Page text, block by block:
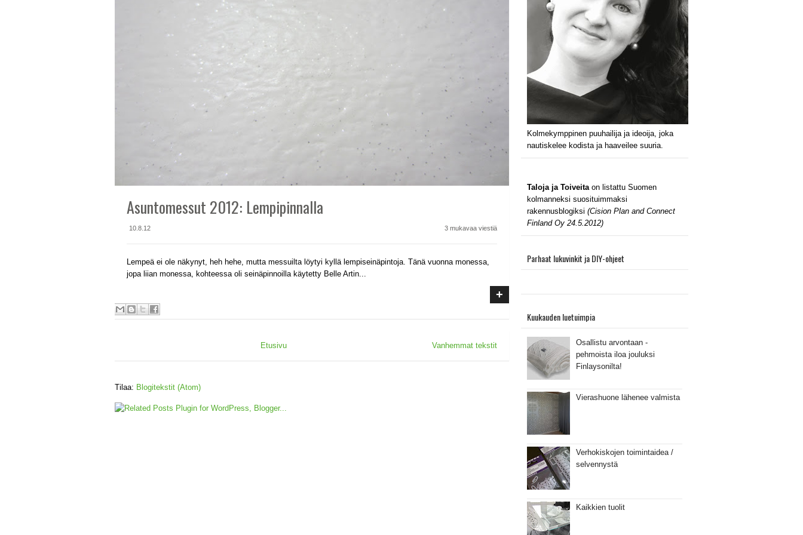
Asuntomessut 2012: Lempipinnalla
10.8.12 3 mukavaa viestiä
Lempeä ei ole näkynyt, heh hehe, mutta messuilta löytyi kyllä lempiseinäpintoja. Tänä vuonna monessa,
jopa liian monessa, kohteessa oli seinäpinnoilla käytetty Belle Artin...
+
Vanhemmat tekstit
Etusivu
Tilaa: Blogitekstit (Atom)
Kolmekymppinen puuhailija ja ideoija, joka
nautiskelee kodista ja haaveilee suuria.
Taloja ja Toiveitaon listattu Suomen
kolmanneksi suosituimmaksi
rakennusblogiksi (Cision Plan and Connect
Finland Oy 24.5.2012)
Parhaat lukuvinkit ja DIY-ohjeet
Kuukauden luetuimpia
Osallistu arvontaan -
pehmoista iloa jouluksi
Finlaysonilta!
Vierashuone lähenee valmista
Verhokiskojen toimintaidea /
selvennystä
Kaikkien tuolit